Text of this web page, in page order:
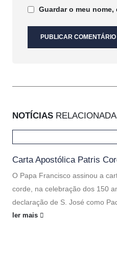
Guardar o meu
NOTÍCIAS
Carta Apostólica Patris
O Papa Francisco assinou a
corde, na celebração dos 150
declaração de S. José como
ler mais